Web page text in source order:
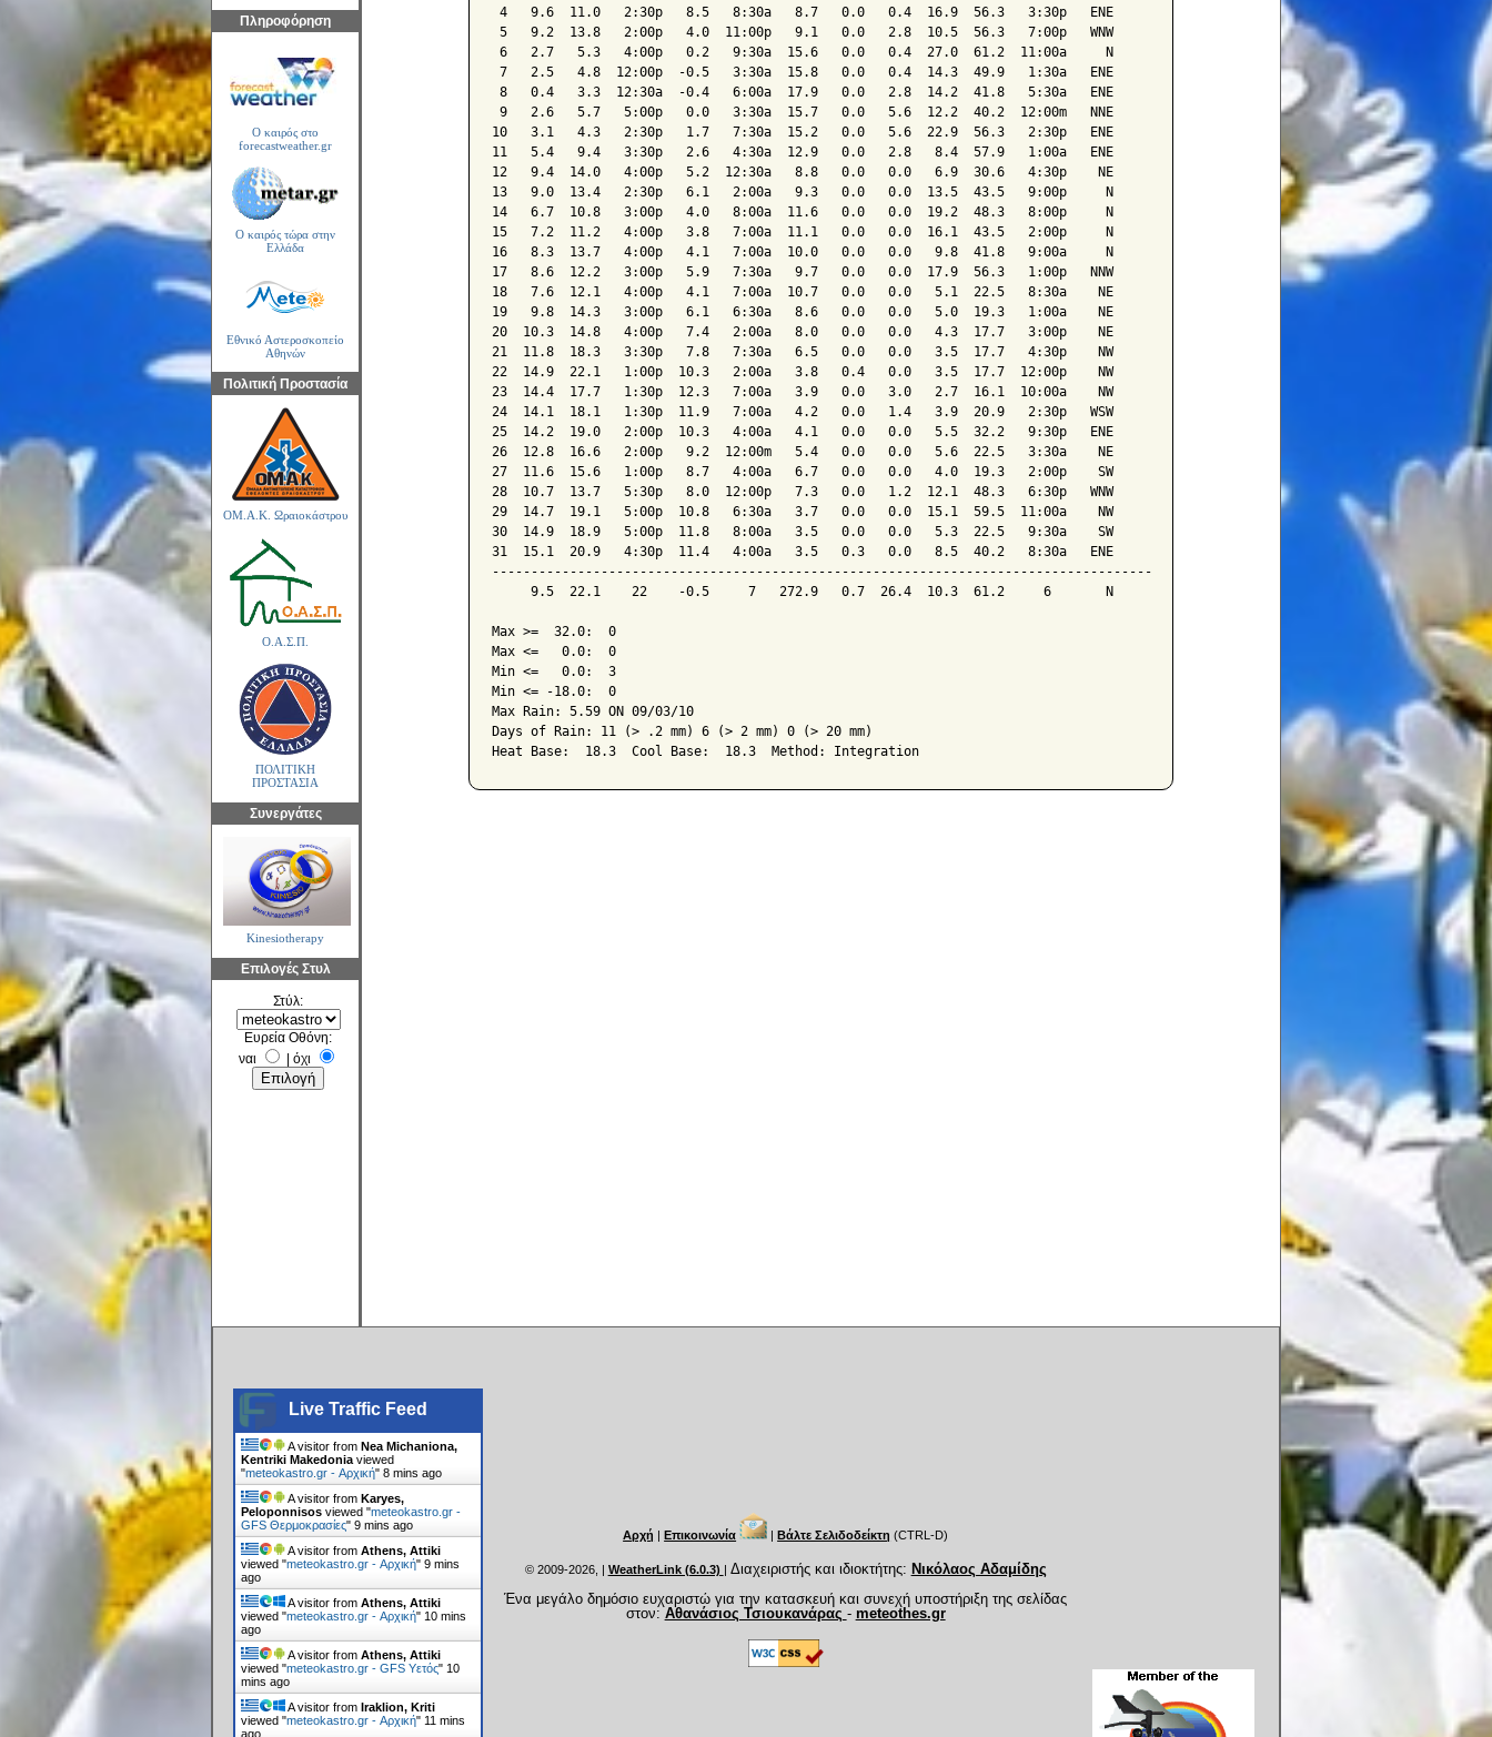
Πληροφόρηση
Ο καιρός στο
forecastweather.gr
Ο καιρός τώρα στην
Ελλάδα
Εθνικό Αστεροσκοπείο
Αθηνών
Πολιτική Προστασία
ΟΜ.Α.Κ. Ωραιοκάστρου
Ο.Α.Σ.Π.
ΠΟΛΙΤΙΚΗ
ΠΡΟΣΤΑΣΙΑ
Συνεργάτες
Kinesiotherapy
Επιλογές Στυλ
Στύλ:
Ευρεία Οθόνη:
ναι
όχι
4   9.6  11.0   2:30p   8.5   8:30a   8.7   0.0   0.4  16.9  56.3   3:30p   ENE
5   9.2  13.8   2:00p   4.0  11:00p   9.1   0.0   2.8  10.5  56.3   7:00p   WNW
6   2.7   5.3   4:00p   0.2   9:30a  15.6   0.0   0.4  27.0  61.2  11:00a     N
7   2.5   4.8  12:00p  -0.5   3:30a  15.8   0.0   0.4  14.3  49.9   1:30a   ENE
8   0.4   3.3  12:30a  -0.4   6:00a  17.9   0.0   2.8  14.2  41.8   5:30a   ENE
9   2.6   5.7   5:00p   0.0   3:30a  15.7   0.0   5.6  12.2  40.2  12:00m   NNE
10   3.1   4.3   2:30p   1.7   7:30a  15.2   0.0   5.6  22.9  56.3   2:30p   ENE
11   5.4   9.4   3:30p   2.6   4:30a  12.9   0.0   2.8   8.4  57.9   1:00a   ENE
12   9.4  14.0   4:00p   5.2  12:30a   8.8   0.0   0.0   6.9  30.6   4:30p    NE
13   9.0  13.4   2:30p   6.1   2:00a   9.3   0.0   0.0  13.5  43.5   9:00p     N
14   6.7  10.8   3:00p   4.0   8:00a  11.6   0.0   0.0  19.2  48.3   8:00p     N
15   7.2  11.2   4:00p   3.8   7:00a  11.1   0.0   0.0  16.1  43.5   2:00p     N
16   8.3  13.7   4:00p   4.1   7:00a  10.0   0.0   0.0   9.8  41.8   9:00a     N
17   8.6  12.2   3:00p   5.9   7:30a   9.7   0.0   0.0  17.9  56.3   1:00p   NNW
18   7.6  12.1   4:00p   4.1   7:00a  10.7   0.0   0.0   5.1  22.5   8:30a    NE
19   9.8  14.3   3:00p   6.1   6:30a   8.6   0.0   0.0   5.0  19.3   1:00a    NE
20  10.3  14.8   4:00p   7.4   2:00a   8.0   0.0   0.0   4.3  17.7   3:00p    NE
21  11.8  18.3   3:30p   7.8   7:30a   6.5   0.0   0.0   3.5  17.7   4:30p    NW
22  14.9  22.1   1:00p  10.3   2:00a   3.8   0.4   0.0   3.5  17.7  12:00p    NW
23  14.4  17.7   1:30p  12.3   7:00a   3.9   0.0   3.0   2.7  16.1  10:00a    NW
24  14.1  18.1   1:30p  11.9   7:00a   4.2   0.0   1.4   3.9  20.9   2:30p   WSW
25  14.2  19.0   2:00p  10.3   4:00a   4.1   0.0   0.0   5.5  32.2   9:30p   ENE
26  12.8  16.6   2:00p   9.2  12:00m   5.4   0.0   0.0   5.6  22.5   3:30a    NE
27  11.6  15.6   1:00p   8.7   4:00a   6.7   0.0   0.0   4.0  19.3   2:00p    SW
28  10.7  13.7   5:30p   8.0  12:00p   7.3   0.0   1.2  12.1  48.3   6:30p   WNW
29  14.7  19.1   5:00p  10.8   6:30a   3.7   0.0   0.0  15.1  59.5  11:00a    NW
30  14.9  18.9   5:00p  11.8   8:00a   3.5   0.0   0.0   5.3  22.5   9:30a    SW
31  15.1  20.9   4:30p  11.4   4:00a   3.5   0.3   0.0   8.5  40.2   8:30a   ENE
-------------------------------------------------------------------------------------
     9.5  22.1    22    -0.5     7   272.9   0.7  26.4  10.3  61.2     6       N
Max >=  32.0:  0
Max <=   0.0:  0
Min <=   0.0:  3
Min <= -18.0:  0
Max Rain: 5.59 ON 09/03/10
Days of Rain: 11 (> .2 mm) 6 (> 2 mm) 0 (> 20 mm)
Live Traffic Feed
A visitor fromNea Michaniona,
Kentriki Makedonia viewed
"meteokastro.gr - Αρχική"8 mins ago
A visitor fromKaryes,
Peloponnisos viewed "meteokastro.gr -
GFS Θερμοκρασίες"9 mins ago
A visitor fromAthens, Attiki
viewed "meteokastro.gr - Αρχική"9 mins
ago
A visitor fromAthens, Attiki
viewed "meteokastro.gr - Αρχική" 10 mins
ago
A visitor fromAthens, Attiki
viewed "meteokastro.gr - GFS Υετός" 10
mins ago
A visitor fromIraklion, Kriti
viewed "meteokastro.gr - Αρχική" 11 mins
ago
Αρχή |Επικοινωνία |Βάλτε Σελιδοδείκτη (CTRL-D)
© 2009-2026, | WeatherLink (6.0.3) | Διαχειριστής και ιδιοκτήτης: Νικόλαος Αδαμίδης
Ένα μεγάλο δημόσιο ευχαριστώ για την κατασκευή και συνεχή υποστήριξη της σελίδας
στον: Αθανάσιος Τσιουκανάρας - meteothes.gr